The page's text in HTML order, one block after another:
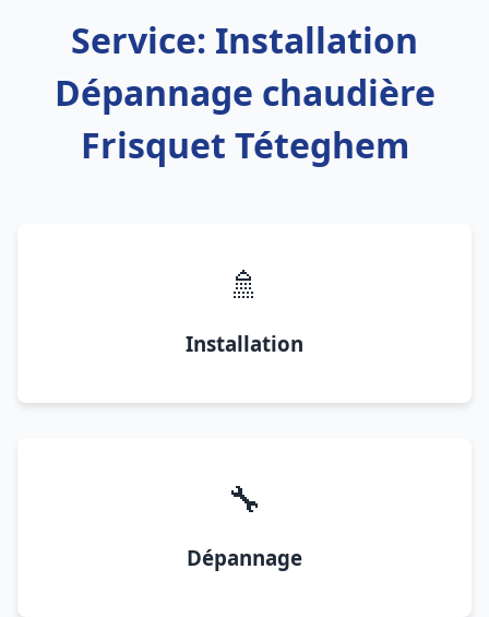
Service: Installation
Dépannage chaudière
Frisquet Téteghem
🚿
Installation
🔧
Dépannage